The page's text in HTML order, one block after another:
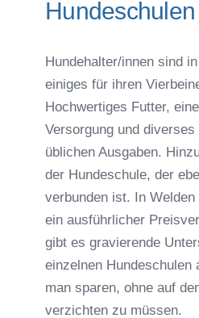
Hundehalter/innen sind
einiges für ihren
Hochwertiges Futter,
Versorgung und
üblichen Ausgaben.
der Hundeschule, der
verbunden ist. In
ein ausführlicher
gibt es gravierende
einzelnen Hundeschulen
man sparen, ohne auf
verzichten zu müssen.